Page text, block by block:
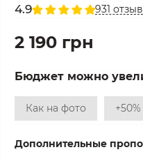
4.9 931 отзыв
2 190 грн
Бюджет можно
Как на фото +50%
Дополнительные